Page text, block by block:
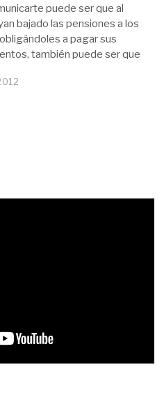
puede ser que al
bajado las pensiones a los
a pagar sus
también puede ser que